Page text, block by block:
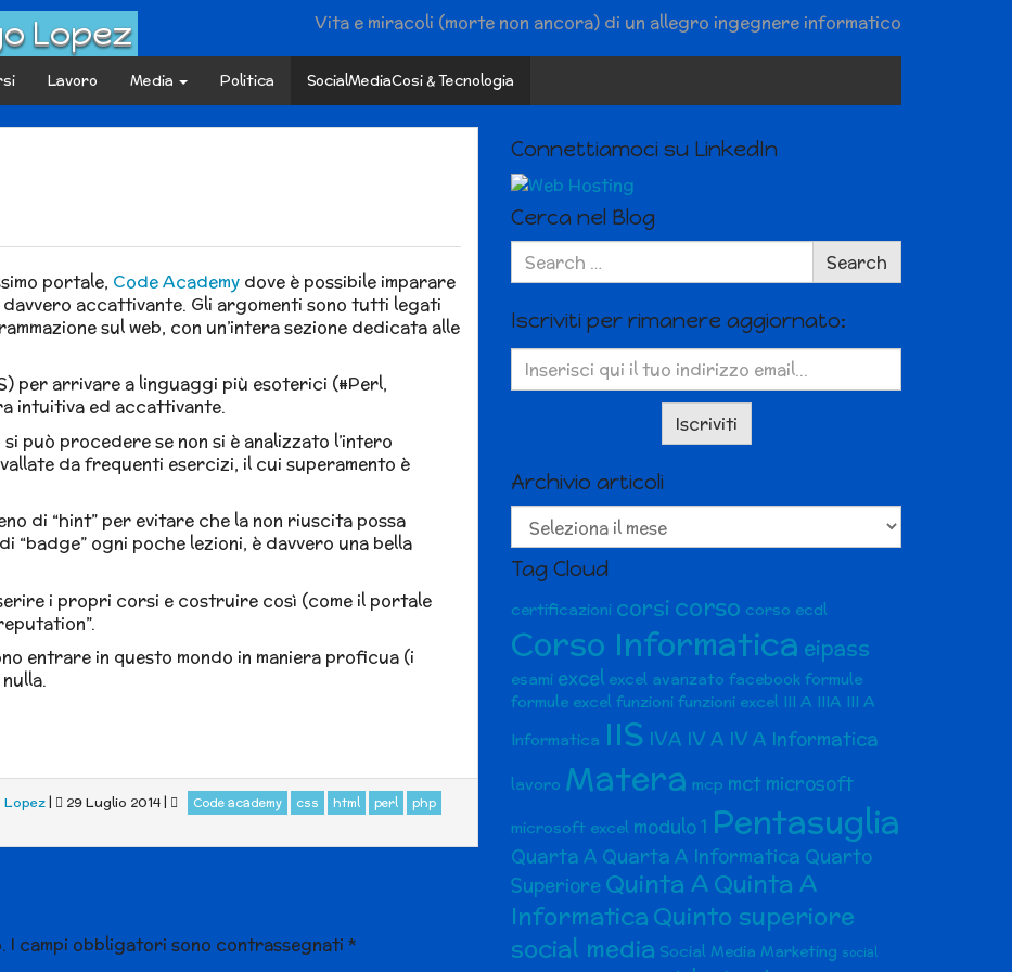
Lopez Vita e miracoli (morte non ancora) di un allegro ingegnere informatico
Lavoro Media Politica SocialMediaCosi & Tecnologia
portale, Code Academy dove è possibile imparare
accattivante. Gli argomenti sono tutti legati
sul web, con un’intera sezione dedicata alle
per arrivare a linguaggi più esoterici (#Perl,
intuitiva ed accattivante.
può procedere se non si è analizzato l’intero
da frequenti esercizi, il cui superamento è
di “hint” per evitare che la non riuscita possa
“badge” ogni poche lezioni, è davvero una bella
i propri corsi e costruire così (come il portale
entrare in questo mondo in maniera proficua (i
Lopez | 29 Luglio 2014 | Code academy css html perl
php
I campi obbligatori sono contrassegnati *
Connettiamoci su LinkedIn
Cerca nel Blog
Search
for:
Search
Iscriviti per rimanere aggiornato:
Archivio articoli
Tag Cloud
certificazioni corsi corso corso ecdl
Corso Informatica eipass
esami excel excel avanzato facebook formule
formule excel funzioni funzioni excel III A IIIA III A
Informatica IIS IVA IV A IV A Informatica
lavoro Matera mcp mct microsoft
microsoft excel modulo 1 Pentasuglia
Quarta A Quarta A Informatica Quarto
Superiore Quinta AQuinta A
InformaticaQuinto superiore
social media Social Media Marketing social